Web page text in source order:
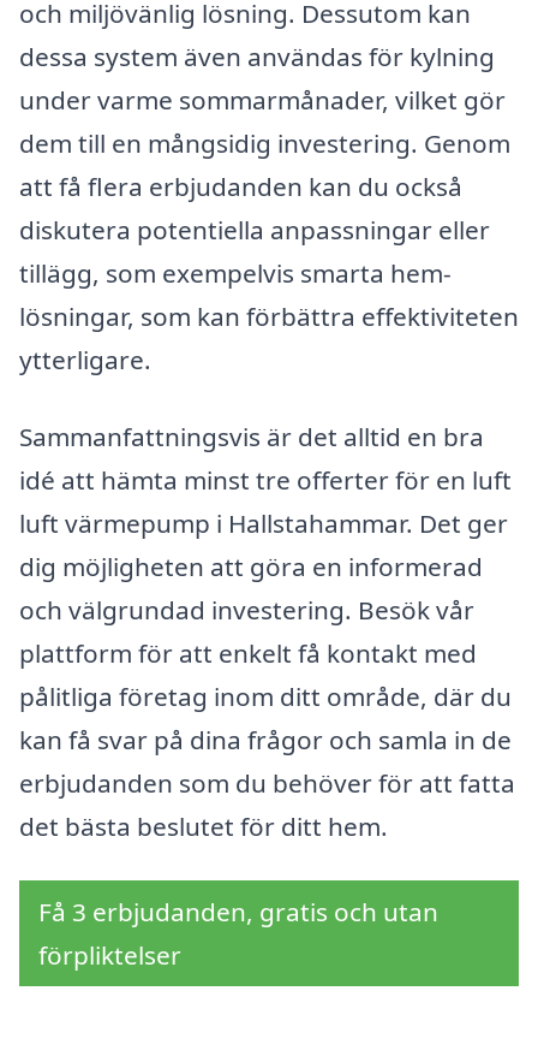
och miljövänlig lösning. Dessutom kan
dessa system även användas för kylning
under varme sommarmånader, vilket gör
dem till en mångsidig investering. Genom
att få flera erbjudanden kan du också
diskutera potentiella anpassningar eller
tillägg, som exempelvis smarta hem-
lösningar, som kan förbättra effektiviteten
ytterligare.
Sammanfattningsvis är det alltid en bra
idé att hämta minst tre offerter för en luft
luft värmepump i Hallstahammar. Det ger
dig möjligheten att göra en informerad
och välgrundad investering. Besök vår
plattform för att enkelt få kontakt med
pålitliga företag inom ditt område, där du
kan få svar på dina frågor och samla in de
erbjudanden som du behöver för att fatta
det bästa beslutet för ditt hem.
Få 3 erbjudanden, gratis och utan
förpliktelser